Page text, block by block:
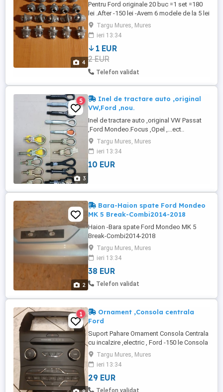
4
Pentru Ford originale 20 buc =1 set =180
lei .After -150 lei -Avem 6 modele de la 5 lei
buc pana la 8 lei buc.
Targu Mures, Mures
ieri 13:34
1 EUR
2 EUR
Telefon validat
3
5
Inel de tractare auto ,original
VW,Ford ,nou.
Inel de tractare auto ,original VW Passat
,Ford Mondeo.Focus ,Opel ,...ect..
Targu Mures, Mures
ieri 13:34
10 EUR
2
Bara-Haion spate Ford Mondeo
MK 5 Break-Combi2014-2018
Haion -Bara spate Ford Mondeo MK 5
Break-Combi2014-2018
Targu Mures, Mures
ieri 13:34
38 EUR
Telefon validat
1
Ornament ,Consola centrala
Ford
Suport Pahare Ornament Consola Centrala
cu incalzire ,electric , Ford -150 le Consola
centrala Radio Ford S Max-Galaxy-
Mondeo Mk5 cu climatronic 300 lei
Targu Mures, Mures
ieri 13:34
29 EUR
Telefon validat